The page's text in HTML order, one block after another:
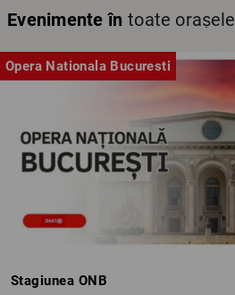
Evenimente în toate orașele
Opera Nationala Bucuresti
Stagiunea ONB